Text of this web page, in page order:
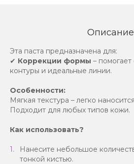
Описание
Эта паста предназначена для:
✔ Коррекции формы – помогает
контуры и идеальные линии.
Особенности:
Мягкая текстура – легко
Подходит для любых типов кожи.
Как использовать?
Нанесите небольшое
тонкой кистью.